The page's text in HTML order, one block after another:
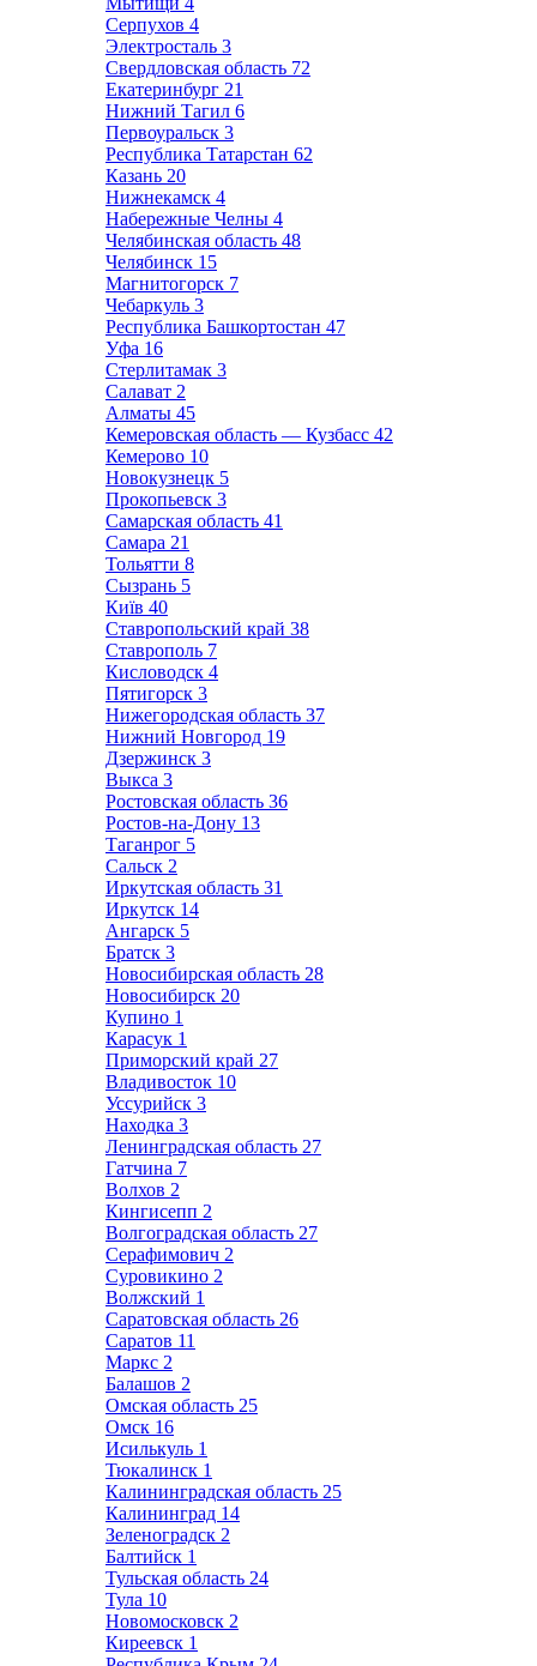
Серпухов 4
Электросталь 3
Свердловская область 72
Екатеринбург 21
Нижний Тагил 6
Первоуральск 3
Республика Татарстан 62
Казань 20
Нижнекамск 4
Набережные Челны 4
Челябинская область 48
Челябинск 15
Магнитогорск 7
Чебаркуль 3
Республика Башкортостан 47
Уфа 16
Стерлитамак 3
Салават 2
Алматы 45
Кемеровская область — Кузбасс 42
Кемерово 10
Новокузнецк 5
Прокопьевск 3
Самарская область 41
Самара 21
Тольятти 8
Сызрань 5
Київ 40
Ставропольский край 38
Ставрополь 7
Кисловодск 4
Пятигорск 3
Нижегородская область 37
Нижний Новгород 19
Дзержинск 3
Выкса 3
Ростовская область 36
Ростов-на-Дону 13
Таганрог 5
Сальск 2
Иркутская область 31
Иркутск 14
Ангарск 5
Братск 3
Новосибирская область 28
Новосибирск 20
Купино 1
Карасук 1
Приморский край 27
Владивосток 10
Уссурийск 3
Находка 3
Ленинградская область 27
Гатчина 7
Волхов 2
Кингисепп 2
Волгоградская область 27
Серафимович 2
Суровикино 2
Волжский 1
Саратовская область 26
Саратов 11
Маркс 2
Балашов 2
Омская область 25
Омск 16
Исилькуль 1
Тюкалинск 1
Калининградская область 25
Калининград 14
Зеленоградск 2
Балтийск 1
Тульская область 24
Тула 10
Новомосковск 2
Киреевск 1